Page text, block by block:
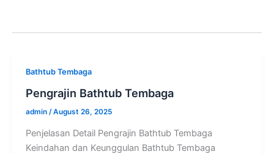
Bathtub Tembaga
Pengrajin Bathtub Tembaga
admin /August 26, 2025
Penjelasan Detail Pengrajin Bathtub Tembaga
Keindahan dan Keunggulan Bathtub Tembaga